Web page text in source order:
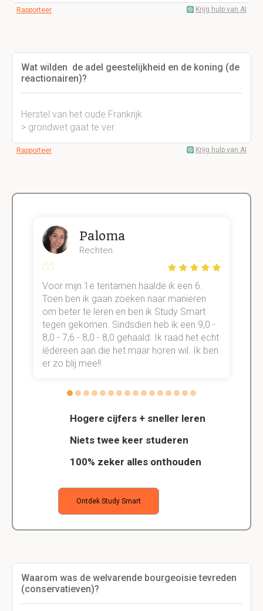
Rapporteer Krijg hulp van AI
Wat wilden de adel geestelijkheid en de koning (de
reactionairen)?
Herstel van het oude Frankrijk
> grondwet gaat te ver
Rapporteer Krijg hulp van AI
Hogere cijfers + sneller leren
Niets twee keer studeren
100% zeker alles onthouden
Ontdek Study Smart
Paloma
Rechten
Voor mijn 1e tentamen haalde ik een 6.
Toen ben ik gaan zoeken naar manieren
om beter te leren en ben ik Study Smart
tegen gekomen. Sindsdien heb ik een 9,0 -
8,0 - 7,6 - 8,0 - 8,0 gehaald. Ik raad het echt
íédereen aan die het maar horen wil. Ik ben
er zo blij mee!!
Waarom was de welvarende bourgeoisie tevreden
(conservatieven)?